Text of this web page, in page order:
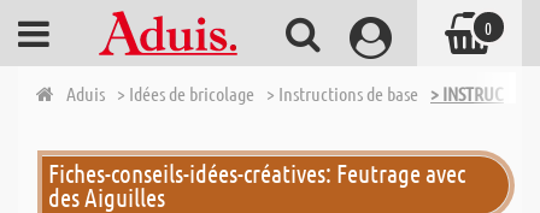
Aduis > Idées de bricolage > Instructions de base >
Fiches-conseils-idées-créatives: Feutrage avec
des Aiguilles
0